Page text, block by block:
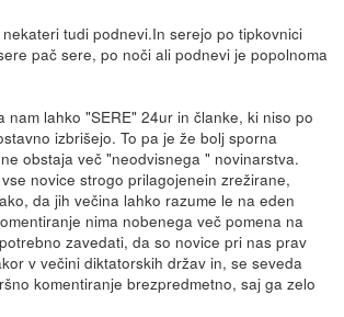
tudi podnevi.In serejo po tipkovnici
pač sere, po noči ali podnevi je popolnoma
nam lahko "SERE" 24ur in članke, ki niso po
izbrišejo. To pa je že bolj sporna
obstaja več "neodvisnega " novinarstva.
novice strogo prilagojenein zrežirane,
da jih večina lahko razume le na eden
nima nobenega več pomena na
zavedati, da so novice pri nas prav
v večini diktatorskih držav in, se seveda
komentiranje brezpredmetno, saj ga zelo